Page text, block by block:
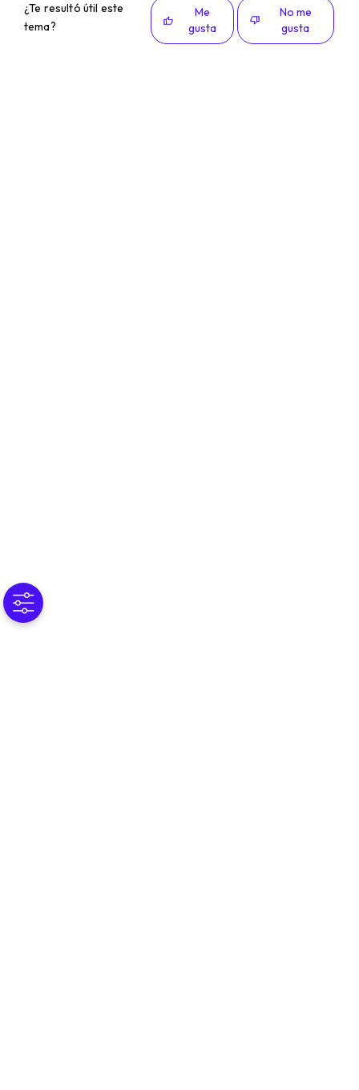
¿Te resultó útil este
tema?
Me
gusta
No me
gusta